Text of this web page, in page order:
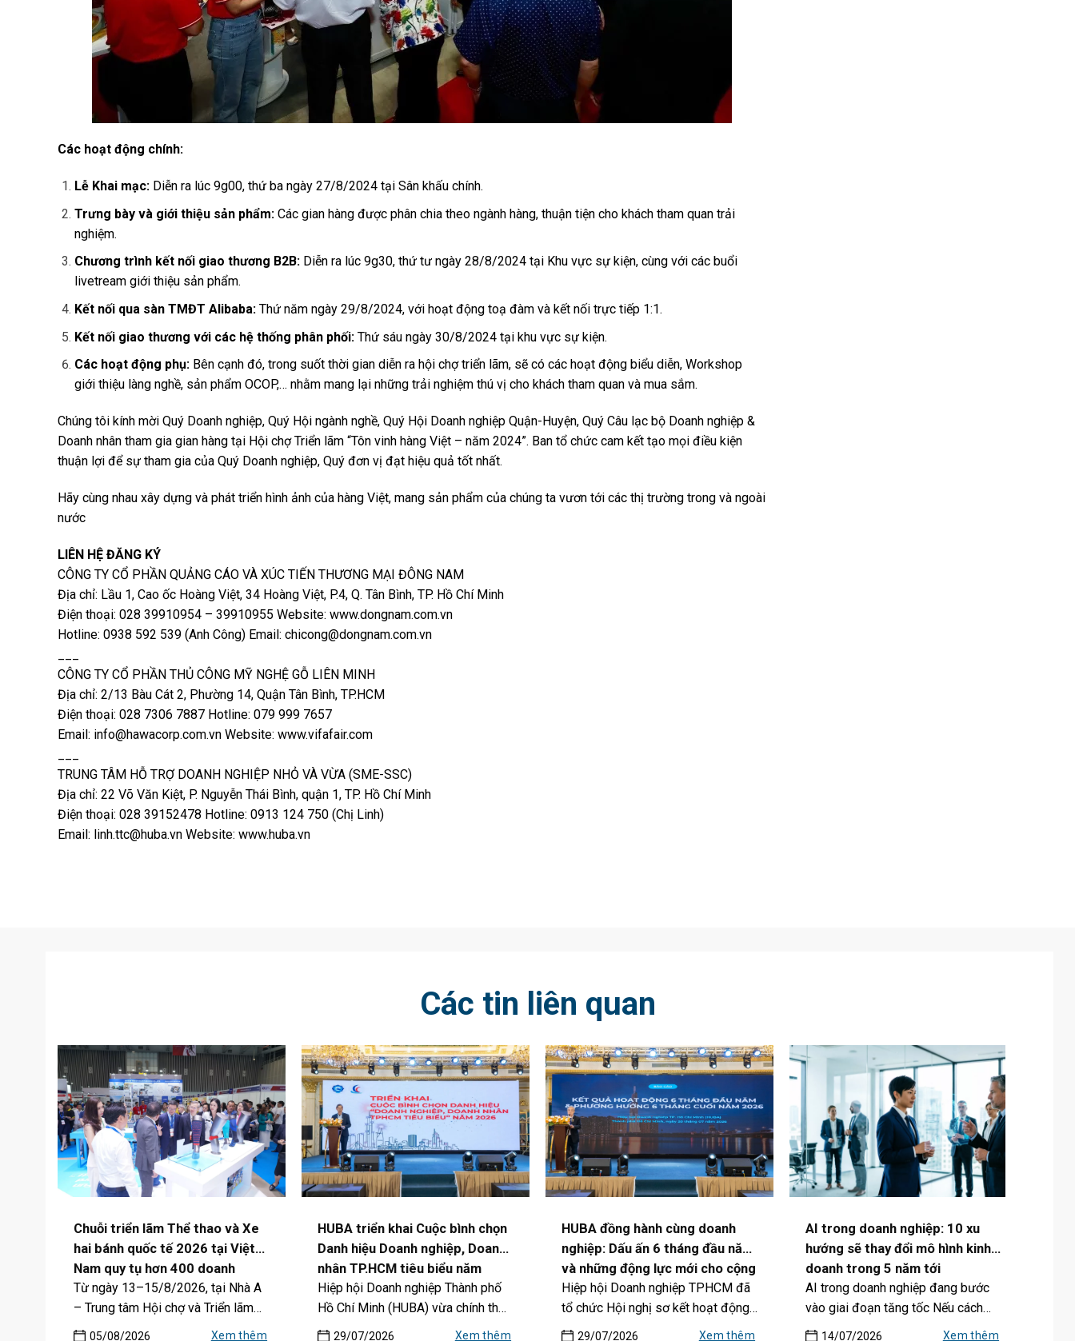
Các hoạt động chính:
Lễ Khai mạc:Diễn ra lúc 9g00, thứ ba ngày 27/8/2024 tại Sân khấu chính.
Trưng bày và giới thiệu sản phẩm:Các gian hàng được phân chia theo ngành hàng, thuận tiện cho khách tham quan trải
nghiệm.
Chương trình kết nối giao thương B2B:Diễn ra lúc 9g30, thứ tư ngày 28/8/2024 tại Khu vực sự kiện, cùng với các buổi
livetream giới thiệu sản phẩm.
Kết nối qua sàn TMĐT Alibaba:Thứ năm ngày 29/8/2024, với hoạt động toạ đàm và kết nối trực tiếp 1:1.
Kết nối giao thương với các hệ thống phân phối:Thứ sáu ngày 30/8/2024 tại khu vực sự kiện.
Các hoạt động phụ:Bên cạnh đó, trong suốt thời gian diễn ra hội chợ triển lãm, sẽ có các hoạt động biểu diễn, Workshop
giới thiệu làng nghề, sản phẩm OCOP,… nhằm mang lại những trải nghiệm thú vị cho khách tham quan và mua sắm.
Chúng tôi kính mời Quý Doanh nghiệp, Quý Hội ngành nghề, Quý Hội Doanh nghiệp Quận-Huyện, Quý Câu lạc bộ Doanh nghiệp &
Doanh nhân tham gia gian hàng tại Hội chợ Triển lãm “Tôn vinh hàng Việt – năm 2024”. Ban tổ chức cam kết tạo mọi điều kiện
thuận lợi để sự tham gia của Quý Doanh nghiệp, Quý đơn vị đạt hiệu quả tốt nhất.
Hãy cùng nhau xây dựng và phát triển hình ảnh của hàng Việt, mang sản phẩm của chúng ta vươn tới các thị trường trong và ngoài
nước
LIÊN HỆ ĐĂNG KÝ
CÔNG TY CỔ PHẦN QUẢNG CÁO VÀ XÚC TIẾN THƯƠNG MẠI ĐÔNG NAM
Địa chỉ: Lầu 1, Cao ốc Hoàng Việt, 34 Hoàng Việt, P.4, Q. Tân Bình, TP. Hồ Chí Minh
Điện thoại: 028 39910954 – 39910955 Website: www.dongnam.com.vn
Hotline: 0938 592 539 (Anh Công) Email: chicong@dongnam.com.vn
CÔNG TY CỔ PHẦN THỦ CÔNG MỸ NGHỆ GỖ LIÊN MINH
Địa chỉ: 2/13 Bàu Cát 2, Phường 14, Quận Tân Bình, TP.HCM
Điện thoại: 028 7306 7887 Hotline: 079 999 7657
Email: info@hawacorp.com.vn Website: www.vifafair.com
TRUNG TÂM HỖ TRỢ DOANH NGHIỆP NHỎ VÀ VỪA (SME-SSC)
Địa chỉ: 22 Võ Văn Kiệt, P. Nguyễn Thái Bình, quận 1, TP. Hồ Chí Minh
Điện thoại: 028 39152478 Hotline: 0913 124 750 (Chị Linh)
Email: linh.ttc@huba.vn Website: www.huba.vn
Các tin liên quan
Chuỗi triển lãm Thể thao và Xe
hai bánh quốc tế 2026 tại Việt
Nam quy tụ hơn 400 doanh
nghiệp từ 15 quốc gia
05/08/2026
Từ ngày 13–15/8/2026, tại Nhà A
– Trung tâm Hội chợ và Triển lãm
Sài...
Xem thêm
HUBA triển khai Cuộc bình chọn
Danh hiệu Doanh nghiệp, Doanh
nhân TP.HCM tiêu biểu năm
2026: Thúc đẩy đổi mới sáng
tạo và phát triển bền vững
29/07/2026
Hiệp hội Doanh nghiệp Thành phố
Hồ Chí Minh (HUBA) vừa chính thức
triển khai...
Xem thêm
HUBA đồng hành cùng doanh
nghiệp: Dấu ấn 6 tháng đầu năm
và những động lực mới cho cộng
đồng doanh nghiệp TP.HCM
29/07/2026
Hiệp hội Doanh nghiệp TPHCM đã
tổ chức Hội nghị sơ kết hoạt động
6...
Xem thêm
AI trong doanh nghiệp: 10 xu
hướng sẽ thay đổi mô hình kinh
doanh trong 5 năm tới
14/07/2026
AI trong doanh nghiệp đang bước
vào giai đoạn tăng tốc Nếu cách
đây vài...
Xem thêm